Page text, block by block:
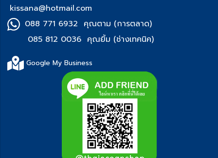
kissana@hotmail.com
088 771 6932 คุณตาม (การตลาด)
085 812 0036 คุณยิ้ม (ช่างเทคนิค)
Google My Business